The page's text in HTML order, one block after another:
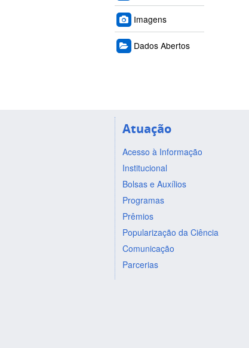
Imagens
Dados Abertos
Atuação
Acesso à Informação
Institucional
Bolsas e Auxílios
Programas
Prêmios
Popularização da Ciência
Comunicação
Parcerias